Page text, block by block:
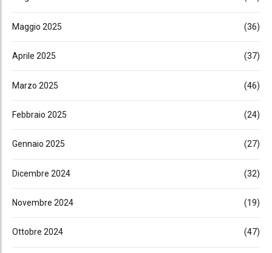
Maggio 2025 (36)
Aprile 2025 (37)
Marzo 2025 (46)
Febbraio 2025 (24)
Gennaio 2025 (27)
Dicembre 2024 (32)
Novembre 2024 (19)
Ottobre 2024 (47)